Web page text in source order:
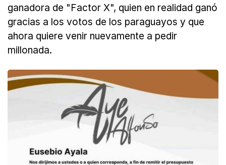
ganadora de "Factor X", quien en realidad ganó
gracias a los votos de los paraguayos y que
ahora quiere venir nuevamente a pedir
millonada.